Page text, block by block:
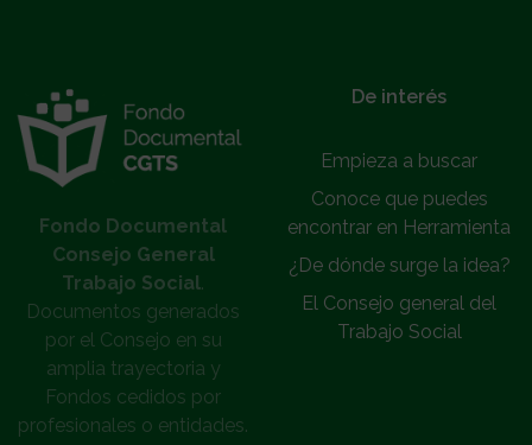
Fondo Documental
Consejo General
Trabajo Social.
Documentos generados
por el Consejo en su
amplia trayectoria y
Fondos cedidos por
profesionales o entidades.
De interés
Empieza a buscar
Conoce que puedes
encontrar en Herramienta
¿De dónde surge la idea?
El Consejo general del
Trabajo Social